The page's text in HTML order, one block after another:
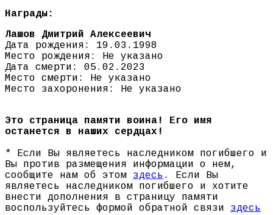
Награды:
Лашов Дмитрий Алексеевич
Дата рождения: 19.03.1998
Место рождения: Не указано
Дата смерти: 05.02.2023
Место смерти: Не указано
Место захоронения: Не указано
Это страница памяти воина! Его имя
останется в наших сердцах!
* Если Вы являетесь наследником погибшего и
Вы против размещения информации о нем,
сообщите нам об этом здесь . Если Вы
являетесь наследником погибшего и хотите
внести дополнения в страницу памяти
воспользуйтесь формой обратной связи здесь